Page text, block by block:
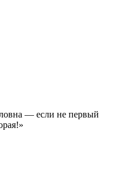
— если не первый